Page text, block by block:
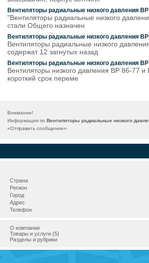
Вентиляторы радиальные низкого давления
"Вентиляторы радиальные низкого
стали Общего назначен
Вентиляторы радиальные низкого давления
Вентиляторы радиальные низкого
содержат 12 загнутых назад
Вентиляторы радиальные низкого давления
Вентиляторы низкого давления ВР 86-77
короткий срок переме
Внимание!
Информация по Вентиляторы радиальные низкого
«Отправить сообщение».
Страна
Регион
Город
Адрес
Телефон
О компании
Товары и услуги (5)
Разделы и рубрики